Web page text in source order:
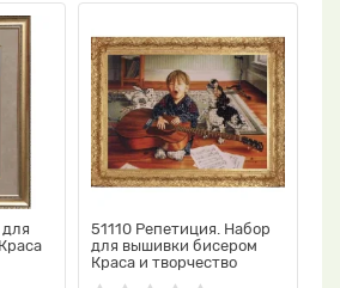
51110 Репетиция. Набор
для вышивки бисером
Краса и творчество